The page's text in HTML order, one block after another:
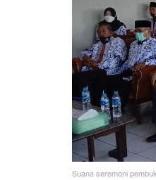
Suana seremoni